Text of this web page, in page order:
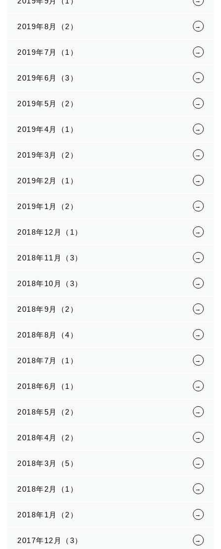
2019年8月（2）
2019年7月（1）
2019年6月（3）
2019年5月（2）
2019年4月（1）
2019年3月（2）
2019年2月（1）
2019年1月（2）
2018年12月（1）
2018年11月（3）
2018年10月（3）
2018年9月（2）
2018年8月（4）
2018年7月（1）
2018年6月（1）
2018年5月（2）
2018年4月（2）
2018年3月（5）
2018年2月（1）
2018年1月（2）
2017年12月（3）